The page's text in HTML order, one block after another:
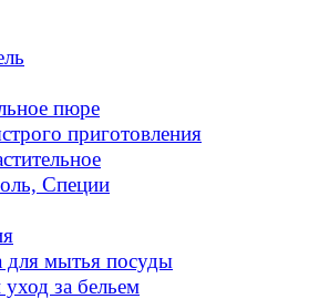
пюре
приготовления
Специи
для мытья посуды
за бельем